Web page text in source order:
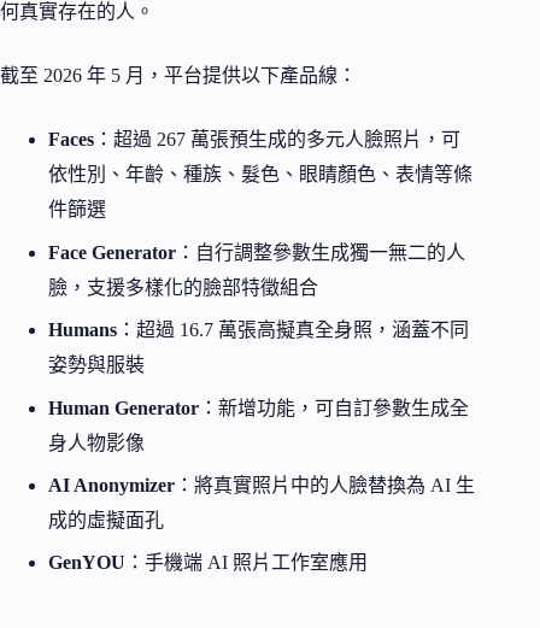
何真實存在的人。
截至 2026 年 5 月，平台提供以下產品線：
Faces ：超過 267 萬張預生成的多元人臉照片，可
依性別、年齡、種族、髮色、眼睛顏色、表情等條
件篩選
Face Generator ：自行調整參數生成獨一無二的人
臉，支援多樣化的臉部特徵組合
Humans ：超過 16.7 萬張高擬真全身照，涵蓋不同
姿勢與服裝
Human Generator ：新增功能，可自訂參數生成全
身人物影像
AI Anonymizer ：將真實照片中的人臉替換為 AI 生
成的虛擬面孔
GenYOU ：手機端 AI 照片工作室應用